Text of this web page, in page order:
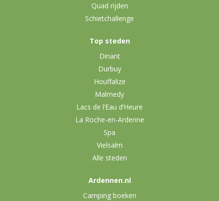
Quad rijden
Schietchallenge
Top steden
Dinant
Durbuy
Houffalize
Malmedy
Lacs de l’Eau d’Heure
La Roche-en-Ardenne
Spa
Vielsalm
Alle steden
Ardennen.nl
Camping boeken